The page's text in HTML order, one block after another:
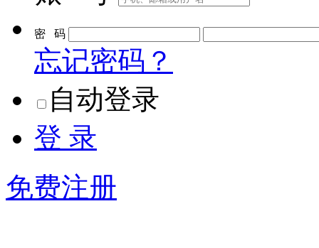
密 码
忘记密码？
自动登录
登 录
免费注册